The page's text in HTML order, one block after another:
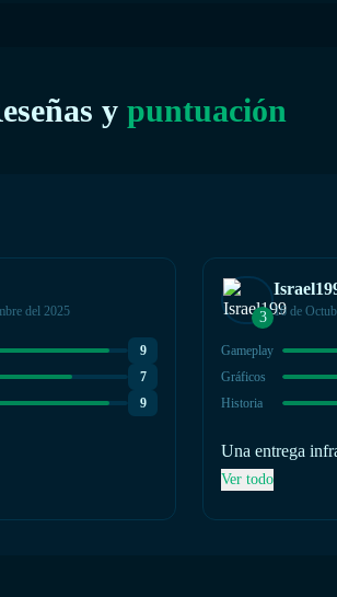
y puntuación
del 2025
9
7
9
3 16 de
Gameplay
Gráficos
Historia
Una entrega
innovadora y e
Ver todo